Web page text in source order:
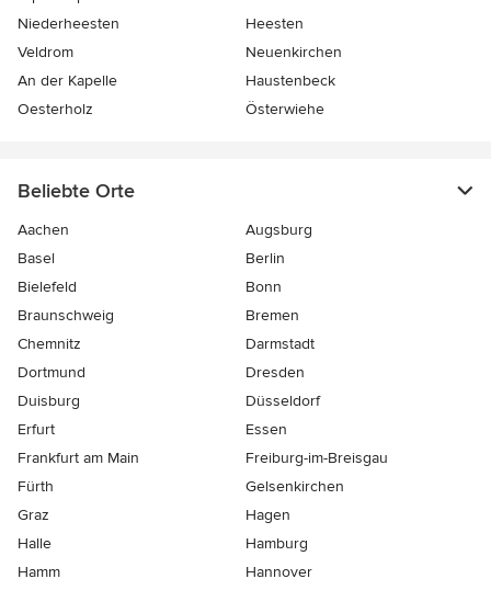
Niederheesten
Heesten
Veldrom
Neuenkirchen
An der Kapelle
Haustenbeck
Oesterholz
Österwiehe
Beliebte Orte
Aachen
Augsburg
Basel
Berlin
Bielefeld
Bonn
Braunschweig
Bremen
Chemnitz
Darmstadt
Dortmund
Dresden
Duisburg
Düsseldorf
Erfurt
Essen
Frankfurt am Main
Freiburg-im-Breisgau
Fürth
Gelsenkirchen
Graz
Hagen
Halle
Hamburg
Hamm
Hannover